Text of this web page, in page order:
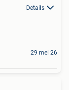
Details
29 mei 26